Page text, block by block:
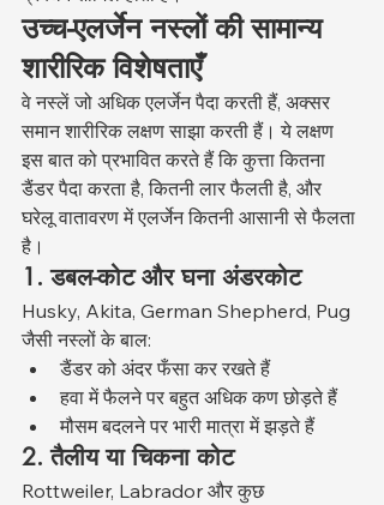
उच्च-एलर्जेन नस्लों की सामान्य
शारीरिक विशेषताएँ
वे नस्लें जो अधिक एलर्जेन पैदा करती हैं, अक्सर
समान शारीरिक लक्षण साझा करती हैं। ये लक्षण
इस बात को प्रभावित करते हैं कि कुत्ता कितना
डैंडर पैदा करता है, कितनी लार फैलती है, और
घरेलू वातावरण में एलर्जेन कितनी आसानी से फैलता
है।
1. डबल-कोट और घना अंडरकोट
Husky, Akita, German Shepherd, Pug
जैसी नस्लों के बाल:
डैंडर को अंदर फँसा कर रखते हैं
हवा में फैलने पर बहुत अधिक कण छोड़ते हैं
मौसम बदलने पर भारी मात्रा में झड़ते हैं
2. तैलीय या चिकना कोट
Rottweiler, Labrador और कुछ